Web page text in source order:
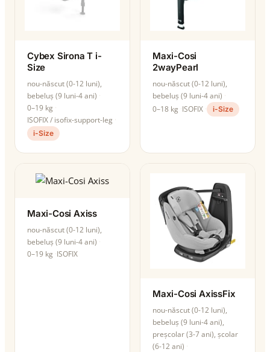
Cybex Sirona T i-
Size
nou-născut (0-12 luni),
bebeluș (9 luni-4 ani)
0–19 kg
ISOFIX / isofix-support-leg
i-Size
Maxi-Cosi
2wayPearl
nou-născut (0-12 luni),
bebeluș (9 luni-4 ani)
0–18 kg ISOFIX i-Size
Maxi-Cosi Axiss
nou-născut (0-12 luni),
bebeluș (9 luni-4 ani)
0–19 kg ISOFIX
Maxi-Cosi AxissFix
nou-născut (0-12 luni),
bebeluș (9 luni-4 ani),
preșcolar (3-7 ani), școlar
(6-12 ani)